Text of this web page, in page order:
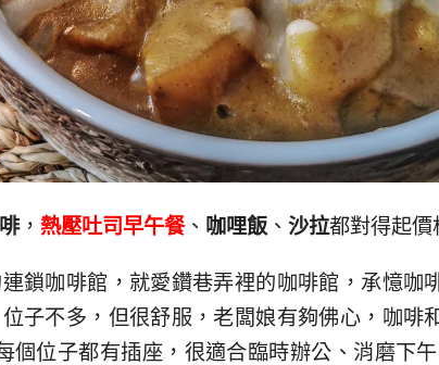
， 熱壓吐司早午餐、 咖哩飯 、 沙拉都對得起價
鎖咖啡館，就愛鑽巷弄裡的咖啡館，承憶咖
子不多，但很舒服，老闆娘有夠佛心，咖啡
個位子都有插座，很適合臨時辦公、消磨下午